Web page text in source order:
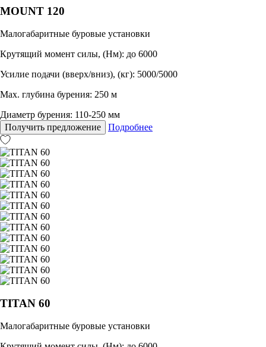
MOUNT 120
Малогабаритные буровые установки
Крутящий момент силы, (Нм): до 6000
Усилие подачи (вверх/вниз), (кг): 5000/5000
Max. глубина бурения: 250 м
Диаметр бурения: 110-250 мм
Получить предложение
Подробнее
TITAN 60
Малогабаритные буровые установки